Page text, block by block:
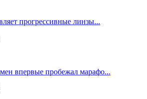
прогрессивные линзы...
впервые пробежал марафо...